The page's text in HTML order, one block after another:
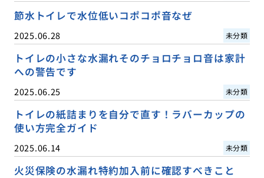
節水トイレで水位低いコポコポ音なぜ
2025.06.28 未分類
トイレの小さな水漏れそのチョロチョロ音は家計
への警告です
2025.06.25 未分類
トイレの紙詰まりを自分で直す！ラバーカップの
使い方完全ガイド
2025.06.14 未分類
火災保険の水漏れ特約加入前に確認すべきこと